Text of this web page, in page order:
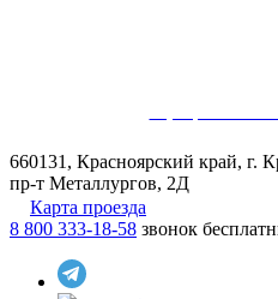
660131, Красноярский край, г.
пр-т Металлургов, 2Д
Карта проезда
8 800 333-18-58 звонок